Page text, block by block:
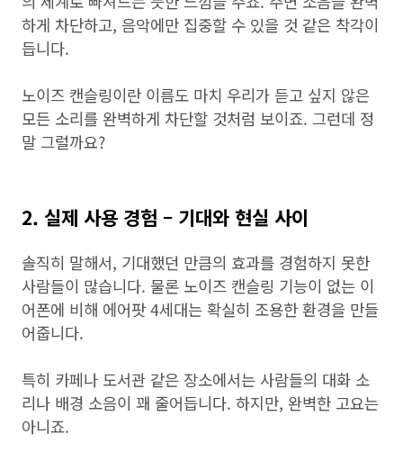
하게 차단하고, 음악에만 집중할 수 있을 것 같은 착각이
듭니다.
노이즈 캔슬링이란 이름도 마치 우리가 듣고 싶지 않은
모든 소리를 완벽하게 차단할 것처럼 보이죠. 그런데 정
말 그럴까요?
2. 실제 사용 경험 – 기대와 현실 사이
솔직히 말해서, 기대했던 만큼의 효과를 경험하지 못한
사람들이 많습니다. 물론 노이즈 캔슬링 기능이 없는 이
어폰에 비해 에어팟 4세대는 확실히 조용한 환경을 만들
어줍니다.
특히 카페나 도서관 같은 장소에서는 사람들의 대화 소
리나 배경 소음이 꽤 줄어듭니다. 하지만, 완벽한 고요는
아니죠.